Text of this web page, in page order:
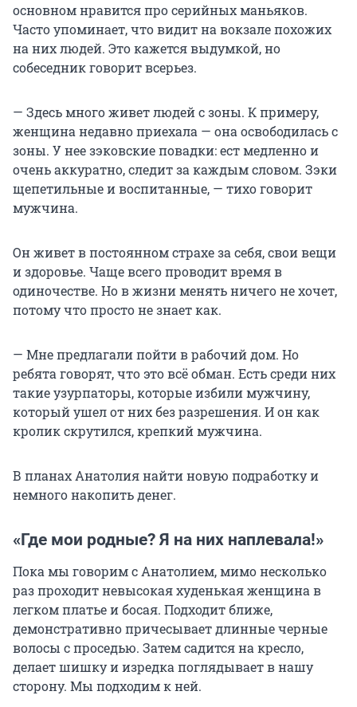
основном нравится про серийных маньяков.
Часто упоминает, что видит на вокзале похожих
на них людей. Это кажется выдумкой, но
собеседник говорит всерьез.
— Здесь много живет людей с зоны. К примеру,
женщина недавно приехала — она освободилась с
зоны. У нее зэковские повадки: ест медленно и
очень аккуратно, следит за каждым словом. Зэки
щепетильные и воспитанные, — тихо говорит
мужчина.
Он живет в постоянном страхе за себя, свои вещи
и здоровье. Чаще всего проводит время в
одиночестве. Но в жизни менять ничего не хочет,
потому что просто не знает как.
— Мне предлагали пойти в рабочий дом. Но
ребята говорят, что это всё обман. Есть среди них
такие узурпаторы, которые избили мужчину,
который ушел от них без разрешения. И он как
кролик скрутился, крепкий мужчина.
В планах Анатолия найти новую подработку и
немного накопить денег.
«Где мои родные? Я на них наплевала!»
Пока мы говорим с Анатолием, мимо несколько
раз проходит невысокая худенькая женщина в
легком платье и босая. Подходит ближе,
демонстративно причесывает длинные черные
волосы с проседью. Затем садится на кресло,
делает шишку и изредка поглядывает в нашу
сторону. Мы подходим к ней.